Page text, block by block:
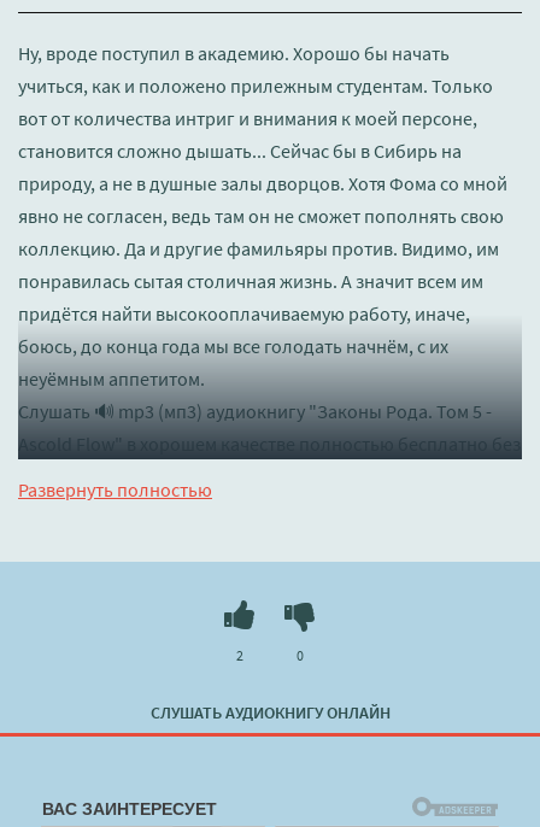
Ну, вроде поступил в академию. Хорошо бы начать
учиться, как и положено прилежным студентам. Только
вот от количества интриг и внимания к моей персоне,
становится сложно дышать... Сейчас бы в Сибирь на
природу, а не в душные залы дворцов. Хотя Фома со мной
явно не согласен, ведь там он не сможет пополнять свою
коллекцию. Да и другие фамильяры против. Видимо, им
понравилась сытая столичная жизнь. А значит всем им
придётся найти высокооплачиваемую работу, иначе,
боюсь, до конца года мы все голодать начнём, с их
неуёмным аппетитом.
Слушать 🔊 mp3 (мп3) аудиокнигу "Законы Рода. Том 5 -
Ascold Flow" в хорошем качестве полностью бесплатно без
Развернуть полностью
СЛУШАТЬ АУДИОКНИГУ ОНЛАЙН
2 0